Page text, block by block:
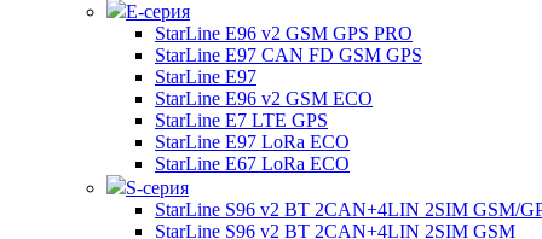
E-серия
StarLine E96 v2 GSM GPS PRO
StarLine E97 CAN FD GSM GPS
StarLine E97
StarLine E96 v2 GSM ECO
StarLine E7 LTE GPS
StarLine E97 LoRa ECO
StarLine E67 LoRa ECO
S-серия
StarLine S96 v2 BT 2CAN+4LIN 2SIM GSM/
StarLine S96 v2 BT 2CAN+4LIN 2SIM GSM